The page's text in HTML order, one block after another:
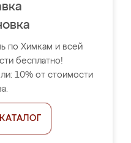
по Химкам и всей
бесплатно!
10% от стоимости